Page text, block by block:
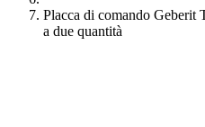
Placca di comando Geberit
a due quantità